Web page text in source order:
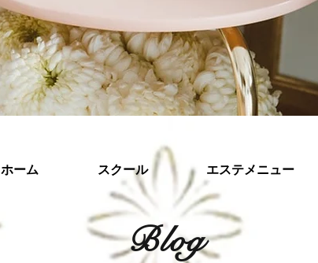
ホーム スクール エステメニュー
​Blog